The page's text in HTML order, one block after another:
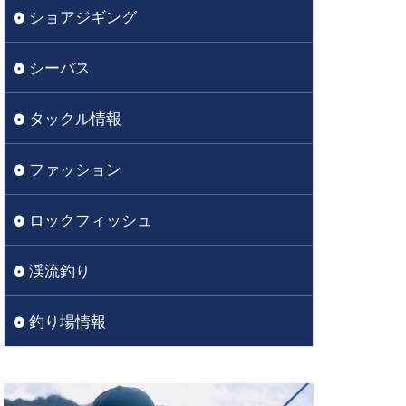
ショアジギング
シーバス
タックル情報
ファッション
ロックフィッシュ
渓流釣り
釣り場情報